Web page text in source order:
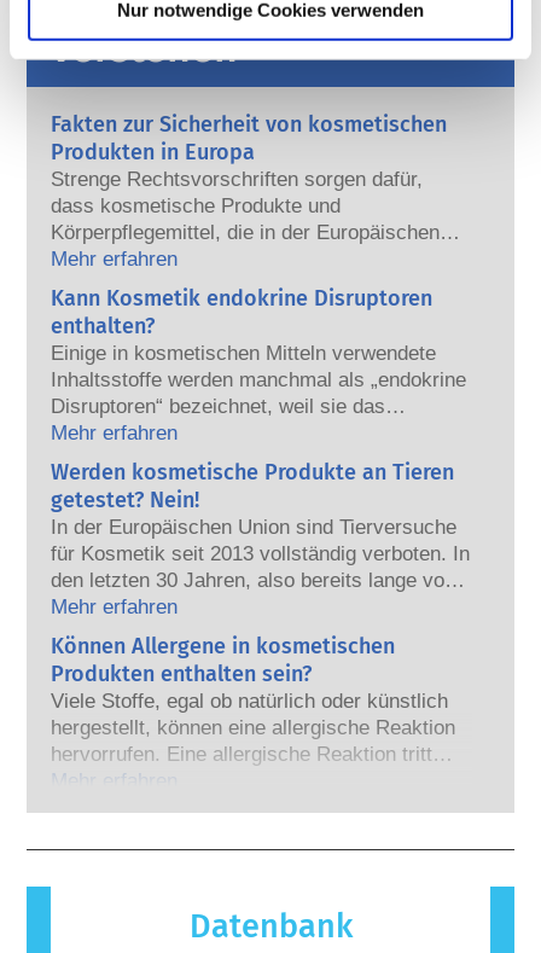
Nur notwendige Cookies verwenden
verstehen
Fakten zur Sicherheit von kosmetischen
Produkten in Europa
Strenge Rechtsvorschriften sorgen dafür,
dass kosmetische Produkte und
Körperpflegemittel, die in der Europäischen
Union verkauft werden, sicher für die
Anwendung am Menschen sind. Die
Kosmetikhersteller sowie nationale und
europäische Regulierungsbehörden tragen
gemeinsam die Verantwortung für die
Sicherheit von kosmetischen Produkten.
Mehr erfahren
Kann Kosmetik endokrine Disruptoren
enthalten?
Einige in kosmetischen Mitteln verwendete
Inhaltsstoffe werden manchmal als „endokrine
Disruptoren“ bezeichnet, weil sie das
Potenzial haben, einige der Eigenschaften
unserer Hormone nachzuahmen. Aber: Nur
weil etwas das Potenzial hat, ein Hormon zu
imitieren, heißt das nicht, dass es unser
Hormonsystem auch tatsächlich stören wird.
Viele Stoffe, auch natürliche, ahmen Hormone
nach, aber nur bei sehr wenigen – und dabei
handelt es sich zumeist um wirksame
Arzneimittel – wurde jemals eine Störung des
Hormonsystems nachgewiesen. Die strengen
Sicherheitsbewertungen der kosmetischen
Produkte durch qualifizierte wissenschaftliche
Experten, zu denen die Unternehmen
gesetzlich verpflichtet sind, decken alle
Mehr erfahren
Werden kosmetische Produkte an Tieren
getestet? Nein!
In der Europäischen Union sind Tierversuche
für Kosmetik seit 2013 vollständig verboten. In
den letzten 30 Jahren, also bereits lange vor
dem Verbot, hat die Kosmetik- und
Körperpflegebranche viel in Forschung und
Entwicklung investiert, um Alternativen zu
Tierversuchen für die Bewertung der
Sicherheit von Kosmetik-Inhaltsstoffen und -
Produkten zu entwickeln.
Mehr erfahren
Können Allergene in kosmetischen
Produkten enthalten sein?
Viele Stoffe, egal ob natürlich oder künstlich
hergestellt, können eine allergische Reaktion
hervorrufen. Eine allergische Reaktion tritt
auf, wenn das Immunsystem einer Person auf
Körperpflegeprodukte können Inhaltsstoffe
enthalten, die bei manchen Menschen eine
Mehr erfahren
Datenbank